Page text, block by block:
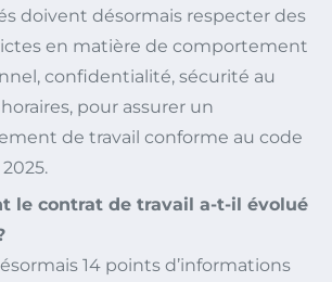
doivent désormais respecter des
en matière de comportement
confidentialité, sécurité au
pour assurer un
de travail conforme au code
le contrat de travail a-t-il évolué
14 points d’informations